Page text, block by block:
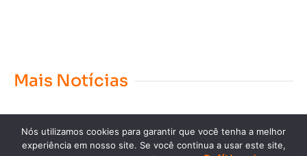
Mais Notícias
Nós utilizamos cookies para garantir que você tenha a melhor
experiência em nosso site. Se você continua a usar este site,